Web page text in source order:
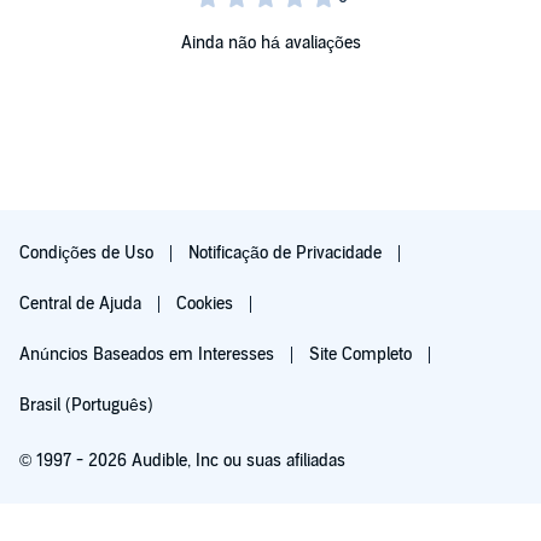
Ainda não há avaliações
Condições de Uso Notificação de Privacidade
Central de Ajuda Cookies
Anúncios Baseados em Interesses Site Completo
Brasil (Português)
© 1997 - 2026 Audible, Inc ou suas afiliadas